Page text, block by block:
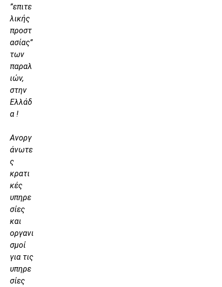
”επιτε
λικής
προστ
ασίας”
των
παραλ
ιών,
στην
Ελλάδ
α !
Ανοργ
άνωτε
ς
κρατι
κές
υπηρε
σίες
και
οργανι
σμοί
για τις
υπηρε
σίες